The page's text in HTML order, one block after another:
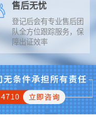
售后无忧
登记后会有专业售后团
队全方位跟踪服务，保
障出证效率